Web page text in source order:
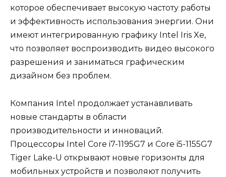
которое обеспечивает высокую частоту работы
и эффективность использования энергии. Они
имеют интегрированную графику Intel Iris Xe,
что позволяет воспроизводить видео высокого
разрешения и заниматься графическим
дизайном без проблем.
Компания Intel продолжает устанавливать
новые стандарты в области
производительности и инноваций.
Процессоры Intel Core i7-1195G7 и Core i5-1155G7
Tiger Lake-U открывают новые горизонты для
мобильных устройств и позволяют получить